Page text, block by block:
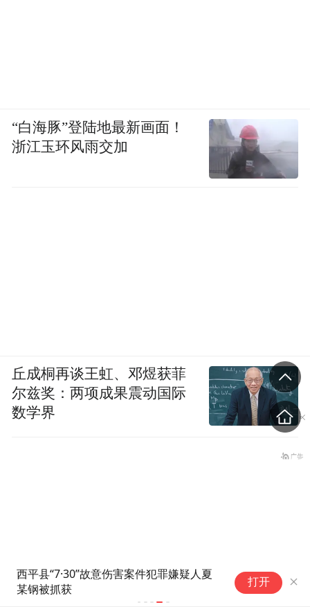
打开
“白海豚”登陆地最新画面！
浙江玉环风雨交加
丘成桐再谈王虹、邓煜获菲
尔兹奖：两项成果震动国际
数学界